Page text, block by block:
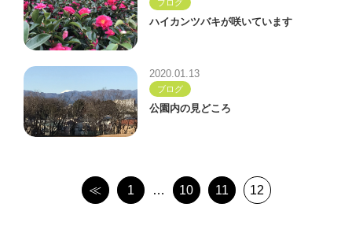
ブログ
ハイカンツバキが咲いています
2020.01.13
ブログ
公園内の見どころ
≪ 1 … 10 11 12